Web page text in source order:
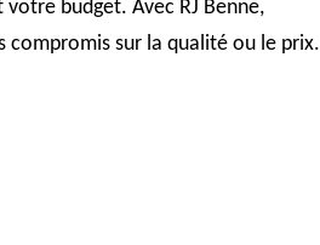
budget. Avec RJ Benne,
compromis sur la qualité ou le prix.